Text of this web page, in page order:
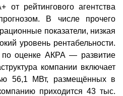
от рейтингового агентства
В числе прочего
показатели, низкая
уровень рентабельности.
по оценке АКРА — развитие
компании включает
56,1 МВт, размещённых в
приходится 43 тыс.